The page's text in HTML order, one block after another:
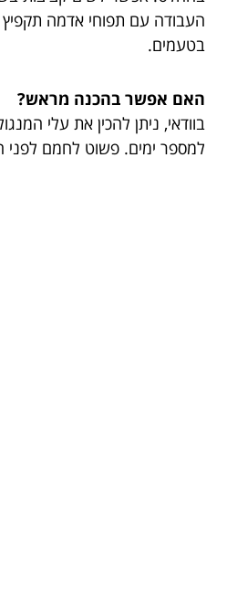
העבודה עם תפוחי אדמה
בטעמים.
האם אפשר בהכנה מראש?
בוודאי, ניתן להכין את עלי
למספר ימים. פשוט לחמם